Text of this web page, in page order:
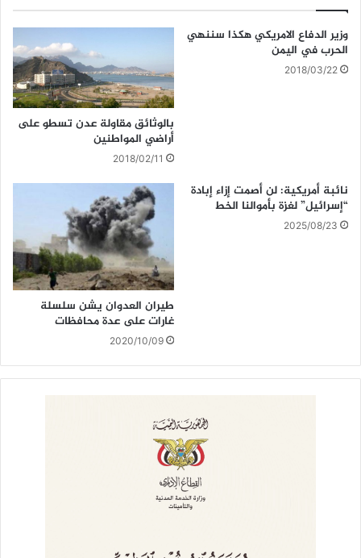
وزير الدفاع الامريكي هكذا سننهي
الحرب في اليمن
2018/03/22
بالوثائق مقاولة عدن تسطو على
أراضي المواطنين
2018/02/11
نائبة أمريكية: لن أصمت إزاء إبادة
“إسرائيل” لغزة بأموالنا الخط
2025/08/23
طيران العدوان يشن سلسلة
غارات على عدة محافظات
2020/10/09